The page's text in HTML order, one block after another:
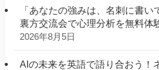
「あなたの強みは、名刺に書い
裏方交流会で心理分析を無料体
2026年8月5日
AIの未来を英語で語り合おう！